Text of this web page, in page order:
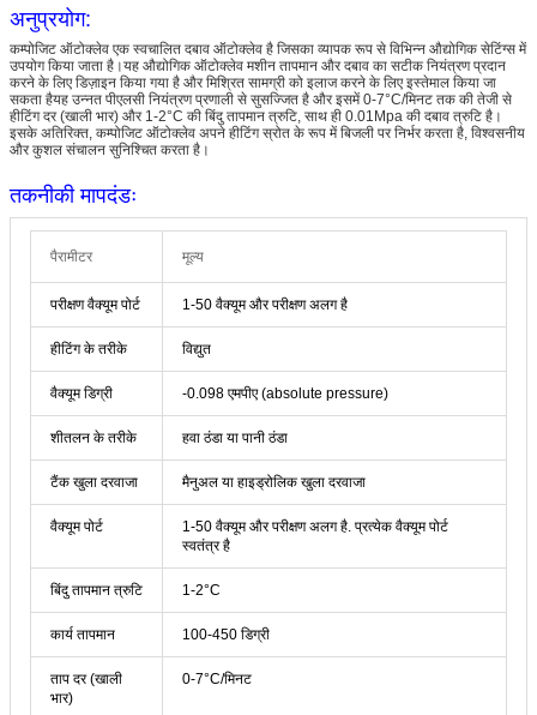
अनुप्रयोग:
कम्पोजिट ऑटोक्लेव एक स्वचालित दबाव ऑटोक्लेव है जिसका व्यापक रूप से विभिन्न औद्योगिक सेटिंग्स में
उपयोग किया जाता है।यह औद्योगिक ऑटोक्लेव मशीन तापमान और दबाव का सटीक नियंत्रण प्रदान
करने के लिए डिज़ाइन किया गया है और मिश्रित सामग्री को इलाज करने के लिए इस्तेमाल किया जा
सकता हैयह उन्नत पीएलसी नियंत्रण प्रणाली से सुसज्जित है और इसमें 0-7°C/मिनट तक की तेजी से
हीटिंग दर (खाली भार) और 1-2°C की बिंदु तापमान त्रुटि, साथ ही 0.01Mpa की दबाव त्रुटि है।
इसके अतिरिक्त, कम्पोजिट ऑटोक्लेव अपने हीटिंग स्रोत के रूप में बिजली पर निर्भर करता है, विश्वसनीय
और कुशल संचालन सुनिश्चित करता है।
तकनीकी मापदंडः
पैरामीटर मूल्य
परीक्षण वैक्यूम पोर्ट 1-50 वैक्यूम और परीक्षण अलग है
हीटिंग के तरीके विद्युत
वैक्यूम डिग्री -0.098 एमपीए (absolute pressure)
शीतलन के तरीके हवा ठंडा या पानी ठंडा
टैंक खुला दरवाजा मैनुअल या हाइड्रोलिक खुला दरवाजा
वैक्यूम पोर्ट
1-50 वैक्यूम और परीक्षण अलग है. प्रत्येक वैक्यूम पोर्ट
स्वतंत्र है
बिंदु तापमान त्रुटि 1-2°C
कार्य तापमान 100-450 डिग्री
ताप दर (खाली
भार)
0-7°C/मिनट